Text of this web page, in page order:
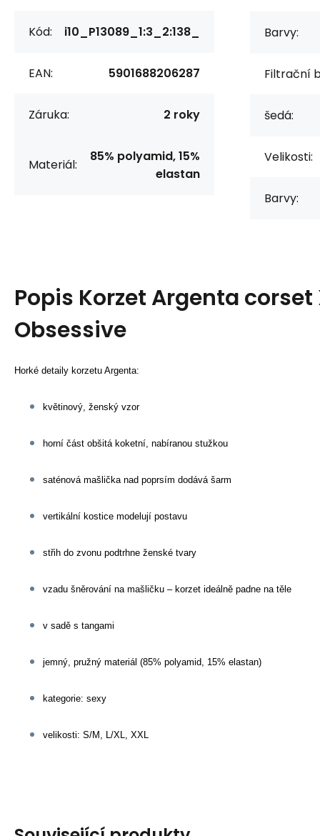
Kód: i10_P13089_1:3_2:138_
EAN: 5901688206287
Záruka: 2 roky
Materiál:
85% polyamid, 15%
elastan
Barvy:
Filtrační
šedá:
Velikosti:
Barvy:
Popis Korzet Argenta corset
Obsessive
Horké detaily korzetu Argenta:
květinový, ženský vzor
horní část obšitá koketní, nabíranou stužkou
saténová mašlička nad poprsím dodává šarm
vertikální kostice modelují postavu
střih do zvonu podtrhne ženské tvary
vzadu šněrování na mašličku – korzet ideálně padne na těle
v sadě s tangami
jemný, pružný materiál (85% polyamid, 15% elastan)
kategorie: sexy
velikosti: S/M, L/XL, XXL